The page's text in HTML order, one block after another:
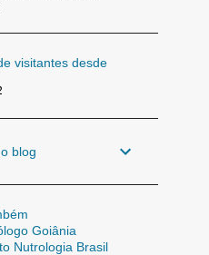
visitantes desde
blog
Goiânia
Nutrologia Brasil